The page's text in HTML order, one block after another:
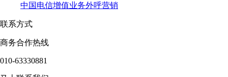
中国电信增值业务外呼营销
联系方式
商务合作热线
010-63330881